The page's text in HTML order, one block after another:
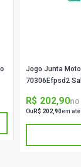
Jogo Junta
70306Efpsd2
R$ 202,90no
Ou R$ 202,90em